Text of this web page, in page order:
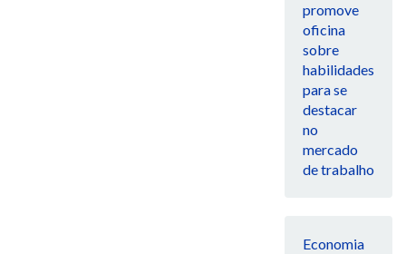
promove
oficina
sobre
habilidades
para se
destacar
no
mercado
de trabalho
Economia